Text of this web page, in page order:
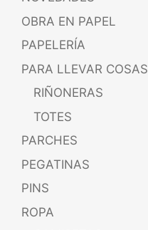
OBRA EN PAPEL
PAPELERÍA
PARA LLEVAR COSAS
RIÑONERAS
TOTES
PARCHES
PEGATINAS
PINS
ROPA